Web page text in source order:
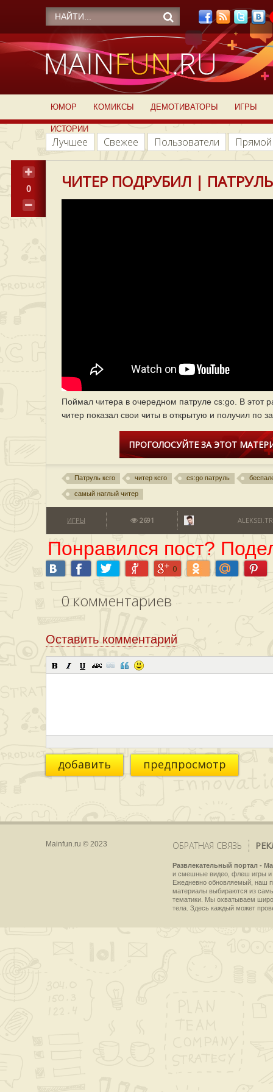
ЮМОР КОМИКСЫ ДЕМОТИВАТОРЫ ИГРЫ
ИСТОРИИ
Лучшее Свежее Пользователи
0 ЧИТЕР ПОДРУБИЛ | ПАТРУЛЬ
Поймал читера в очередном патруле cs:go. В этот
читер показал свои читы в открытую и получил по
ПРОГОЛОСУЙТЕ ЗА ЭТОТ
Патруль ксго читер ксго cs:go патруль
самый наглый читер
ИГРЫ 2691
Понравился пост?
0
0 комментариев
Оставить комментарий
добавить предпросмотр
Mainfun.ru © 2023 ОБРАТНАЯ СВЯЗЬ
Развлекательный портал -
и смешные видео, флеш игры и
Ежедневно обновляемый, наш
материалы выбираются из
тематики. Мы охватываем
тела. Здесь каждый может